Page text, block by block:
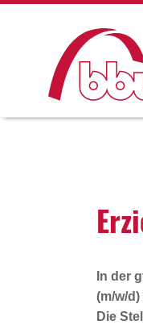
In der
(m/w/d)
Die